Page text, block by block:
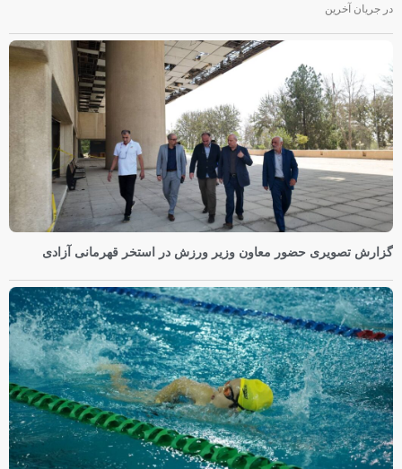
در جریان آخرین
گزارش تصویری حضور معاون وزیر ورزش در استخر قهرمانی آزادی